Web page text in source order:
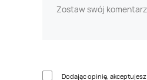
Dodając opinię, akceptujesz